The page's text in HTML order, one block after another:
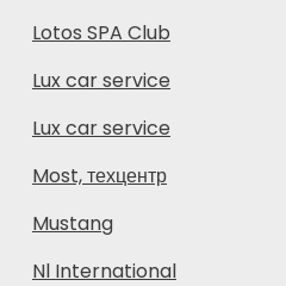
Lotos SPA Club
Lux car service
Lux car service
Most, техцентр
Mustang
Nl International